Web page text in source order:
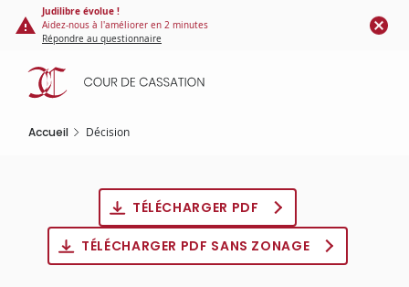
Panneau de gestion des cookies
contenu
principal
Judilibre évolue !
Aidez-nous à l'améliorer en 2 minutes
Répondre au questionnaire
Accueil Décision
TÉLÉCHARGER PDF
TÉLÉCHARGER PDF SANS ZONAGE